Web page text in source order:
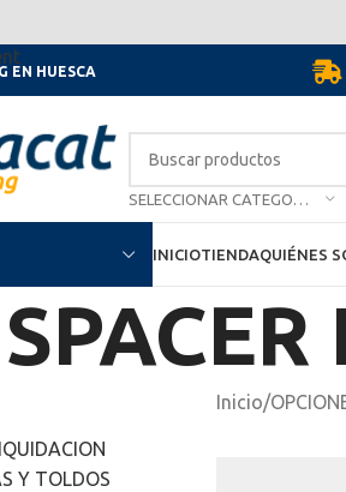
Por motivo de las
EN HUESCA
INICIOTIENDAQUIÉNES
Y TOLDOS
Inicio/